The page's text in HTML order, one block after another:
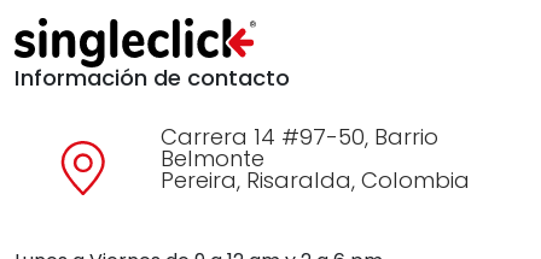
Información de contacto
Carrera 14 #97-50, Barrio
Belmonte
Pereira, Risaralda, Colombia